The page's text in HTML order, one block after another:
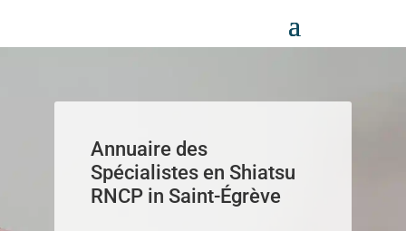
Annuaire des
Spécialistes en Shiatsu
RNCP in Saint-Égrève